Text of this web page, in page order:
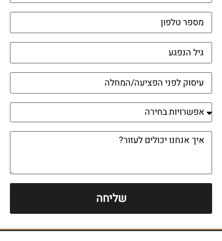
שליחה